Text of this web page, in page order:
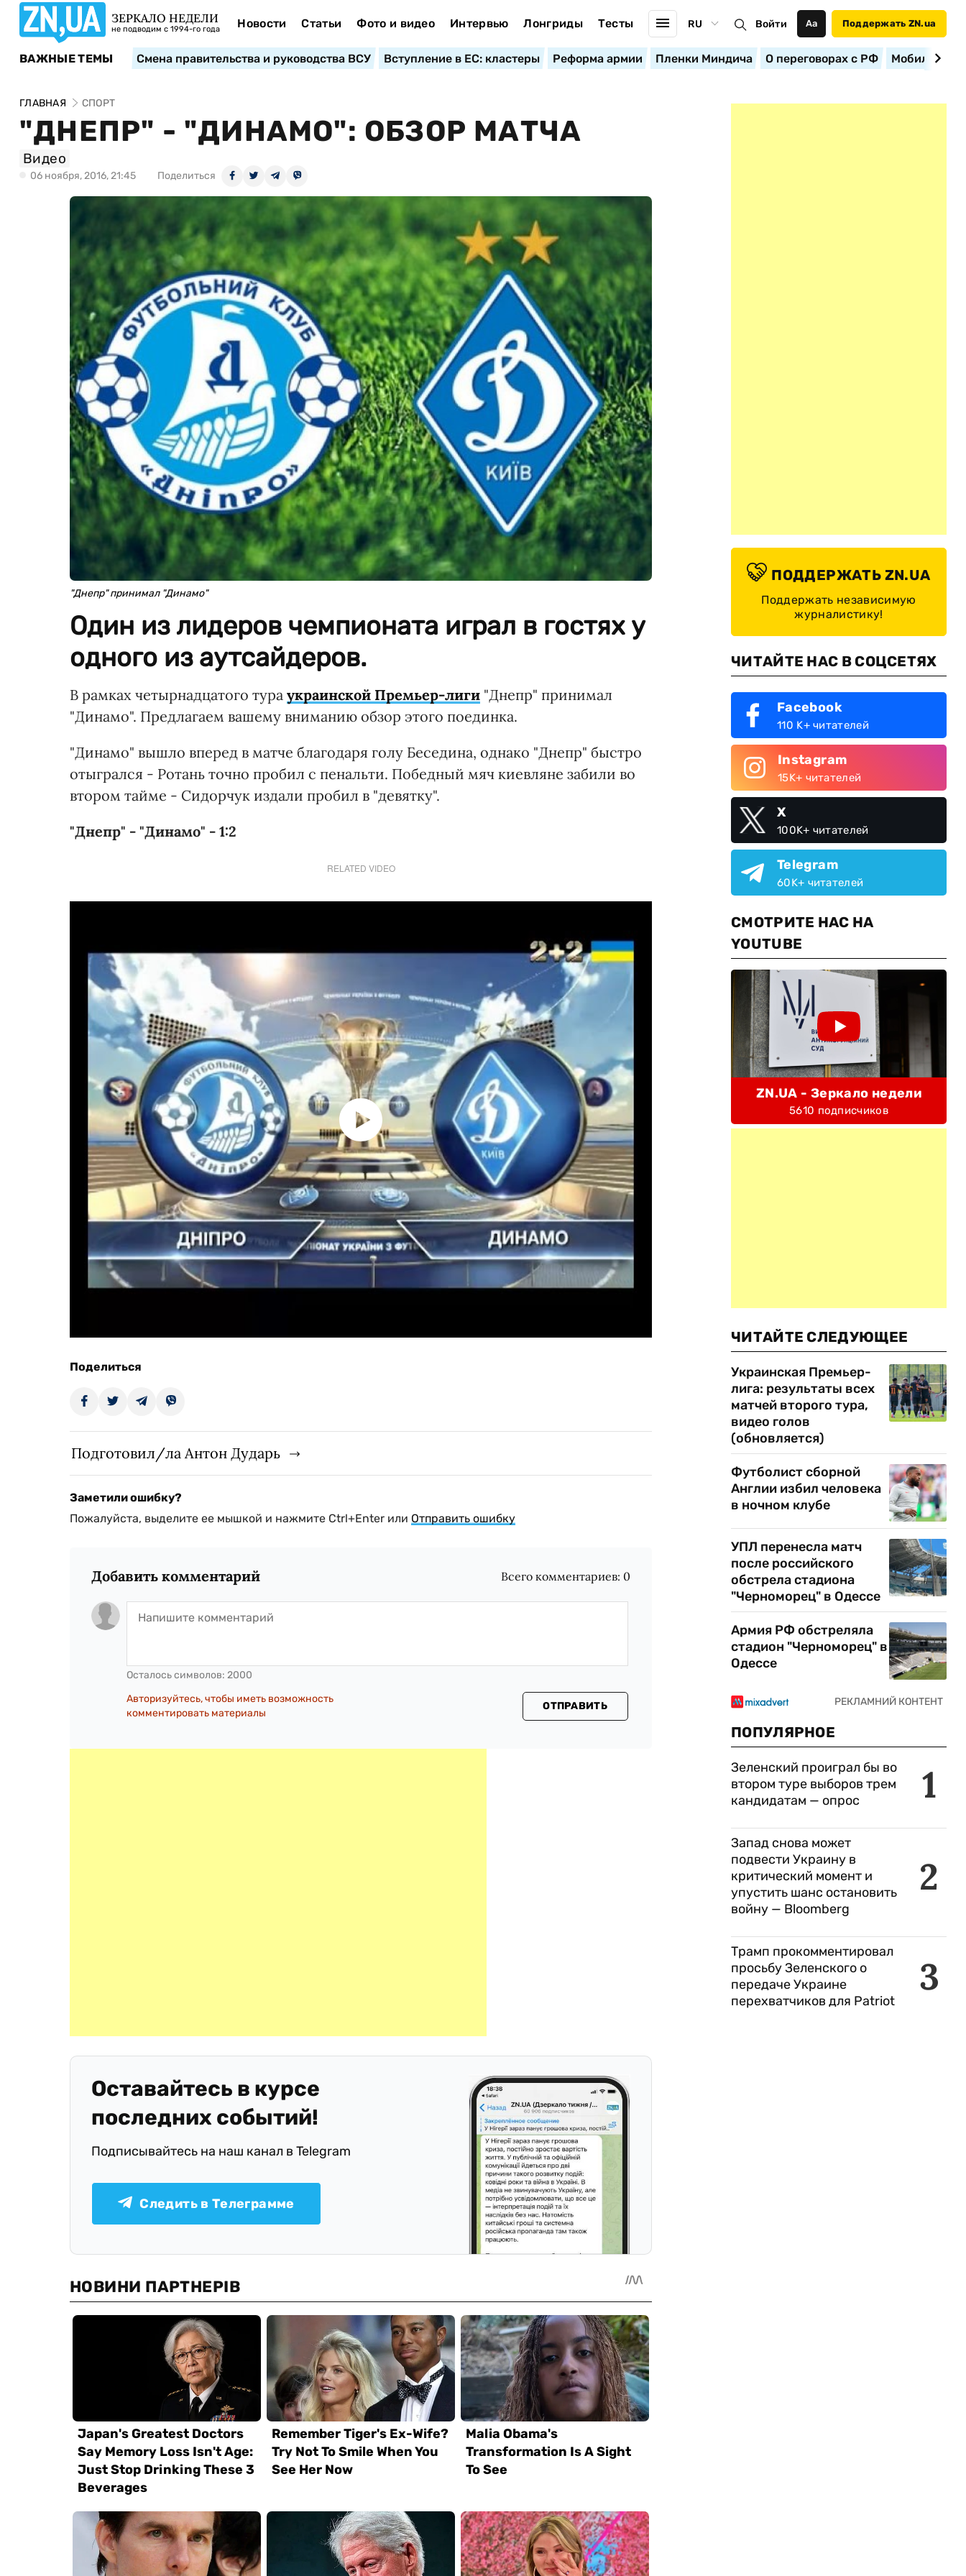
ЗЕРКАЛО НЕДЕЛИ
не подводим с 1994-го года Новости Статьи Фото и видео Интервью Лонгриды Тесты RU Войти Аа Поддержать ZN.ua
ВАЖНЫЕ ТЕМЫ Смена правительства и руководства ВСУ Вступление в ЕС: кластеры Реформа армии Пленки Миндича О переговорах с РФ
ГЛАВНАЯ СПОРТ
"ДНЕПР" - "ДИНАМО": ОБЗОР МАТЧА
Видео
06 ноября, 2016, 21:45 Поделиться
"Днепр" принимал "Динамо"
Один из лидеров чемпионата играл в гостях у
одного из аутсайдеров.
В рамках четырнадцатого тура украинской Премьер-лиги "Днепр" принимал
"Динамо". Предлагаем вашему вниманию обзор этого поединка.
"Динамо" вышло вперед в матче благодаря голу Беседина, однако "Днепр" быстро
отыгрался - Ротань точно пробил с пенальти. Победный мяч киевляне забили во
втором тайме - Сидорчук издали пробил в "девятку".
"Днепр" - "Динамо" - 1:2
RELATED VIDEO
Поделиться
Подготовил/ла Антон Дударь
Заметили ошибку?
Пожалуйста, выделите ее мышкой и нажмите Ctrl+Enter или Отправить ошибку
Добавить комментарий Всего комментариев: 0
Осталось символов: 2000
Авторизуйтесь, чтобы иметь возможность
комментировать материалы
ОТПРАВИТЬ
Оставайтесь в курсе
последних событий!
Подписывайтесь на наш канал в Telegram
Следить в Телеграмме
ПОДДЕРЖАТЬ ZN.UA
Поддержать независимую
журналистику!
ЧИТАЙТЕ НАС В СОЦСЕТЯХ
Facebook
110 K+ читателей
Instagram
15K+ читателей
X
100K+ читателей
Telegram
60K+ читателей
СМОТРИТЕ НАС НА
YOUTUBE
ZN.UA - Зеркало недели
5610 подписчиков
ЧИТАЙТЕ СЛЕДУЮЩЕЕ
Украинская Премьер-
лига: результаты всех
матчей второго тура,
видео голов
(обновляется)
Футболист сборной
Англии избил человека
в ночном клубе
УПЛ перенесла матч
после российского
обстрела стадиона
"Черноморец" в Одессе
Армия РФ обстреляла
стадион "Черноморец" в
Одессе
ПОПУЛЯРНОЕ
1
Зеленский проиграл бы во
втором туре выборов трем
кандидатам — опрос
2
Запад снова может
подвести Украину в
критический момент и
упустить шанс остановить
войну — Bloomberg
3
Трамп прокомментировал
просьбу Зеленского о
передаче Украине
перехватчиков для Patriot